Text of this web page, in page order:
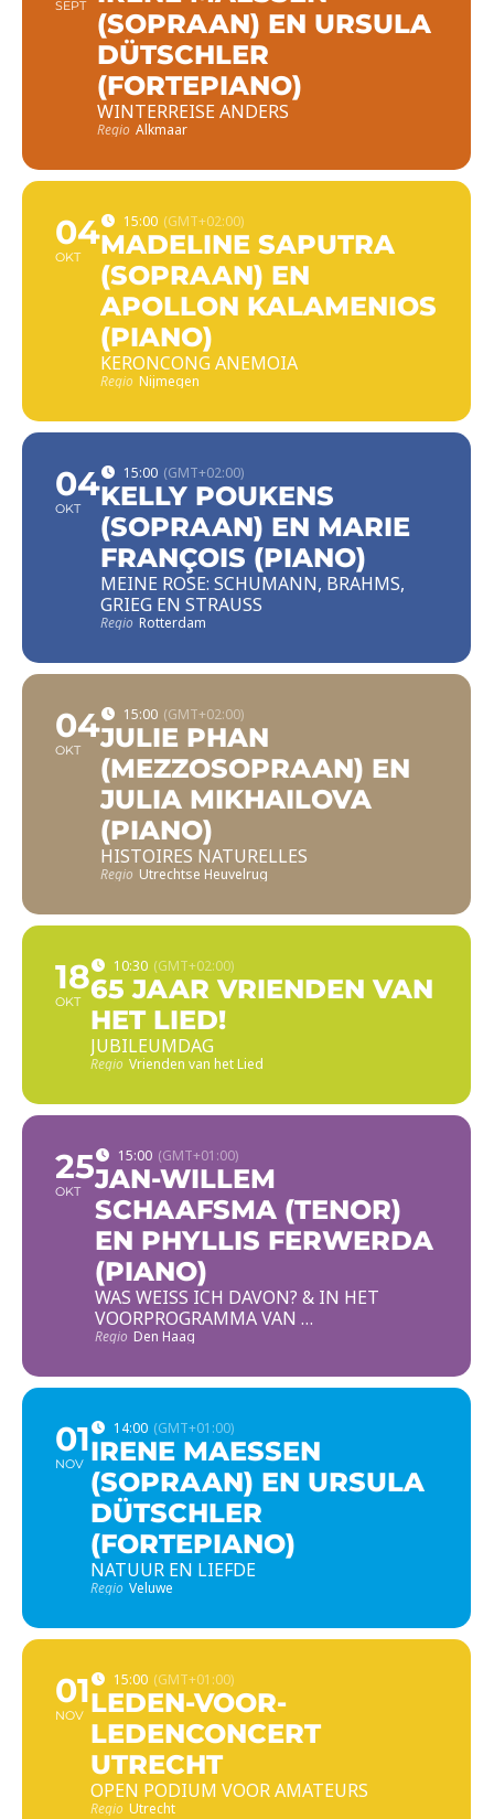
SEPT
(SOPRAAN) EN URSULA
DÜTSCHLER
(FORTEPIANO)
WINTERREISE ANDERS
Regio Alkmaar
04
OKT
15:00 (GMT+02:00)
MADELINE SAPUTRA
(SOPRAAN) EN
APOLLON KALAMENIOS
(PIANO)
KERONCONG ANEMOIA
Regio Nijmegen
04
OKT
15:00 (GMT+02:00)
KELLY POUKENS
(SOPRAAN) EN MARIE
FRANÇOIS (PIANO)
MEINE ROSE: SCHUMANN, BRAHMS,
GRIEG EN STRAUSS
Regio Rotterdam
04
OKT
15:00 (GMT+02:00)
JULIE PHAN
(MEZZOSOPRAAN) EN
JULIA MIKHAILOVA
(PIANO)
HISTOIRES NATURELLES
Regio Utrechtse Heuvelrug
18
OKT
10:30 (GMT+02:00)
65 JAAR VRIENDEN VAN
HET LIED!
JUBILEUMDAG
Regio Vrienden van het Lied
25
OKT
15:00 (GMT+01:00)
JAN-WILLEM
SCHAAFSMA (TENOR)
EN PHYLLIS FERWERDA
(PIANO)
WAS WEISS ICH DAVON? & IN HET
VOORPROGRAMMA VAN …
Regio Den Haag
01
NOV
14:00 (GMT+01:00)
IRENE MAESSEN
(SOPRAAN) EN URSULA
DÜTSCHLER
(FORTEPIANO)
NATUUR EN LIEFDE
Regio Veluwe
01
NOV
15:00 (GMT+01:00)
LEDEN-VOOR-
LEDENCONCERT
UTRECHT
OPEN PODIUM VOOR AMATEURS
Regio Utrecht